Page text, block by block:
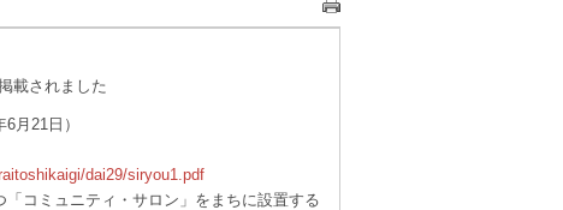
載されました
月21日）
dai29/siryou1.pdf
コミュニティ・サロン」をまちに設置する